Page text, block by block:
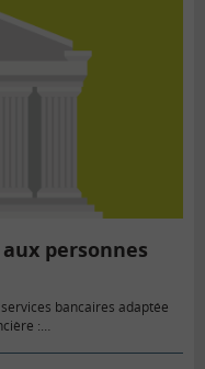
personnes
bancaires adaptée
:…